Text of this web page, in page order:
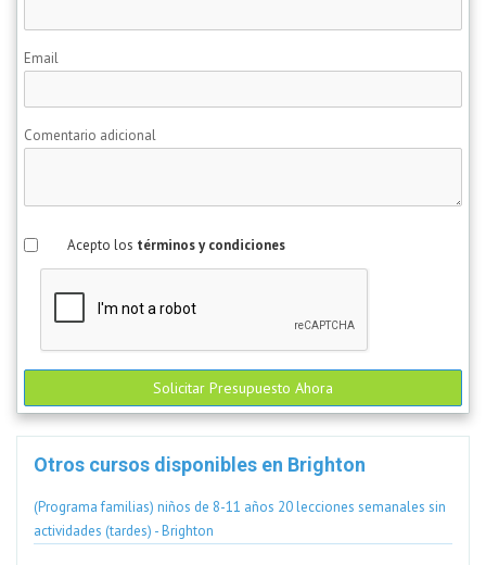
Email
Comentario adicional
Acepto los términos y condiciones
Solicitar Presupuesto Ahora
Otros cursos disponibles en Brighton
(Programa familias) niños de 8-11 años 20 lecciones semanales sin
actividades (tardes) - Brighton